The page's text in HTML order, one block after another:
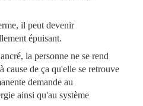
il peut devenir
épuisant.
la personne ne se rend
cause de ça qu'elle se retrouve
demande au
ainsi qu'au système